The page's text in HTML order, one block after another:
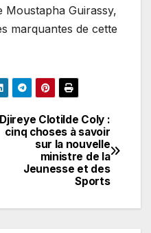
Guirassy,
marquantes de cette
Djireye Clotilde Coly :
cinq choses à savoir
sur la nouvelle
ministre de la
Jeunesse et des
Sports